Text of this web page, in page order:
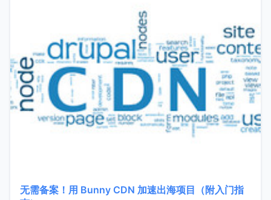
无需备案！用 Bunny CDN 加速出海项目（附入门指